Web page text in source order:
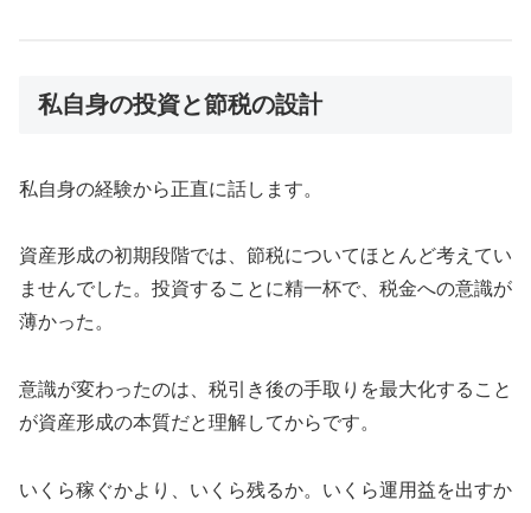
私自身の投資と節税の設計
私自身の経験から正直に話します。
資産形成の初期段階では、節税についてほとんど考えてい
ませんでした。投資することに精一杯で、税金への意識が
薄かった。
意識が変わったのは、税引き後の手取りを最大化すること
が資産形成の本質だと理解してからです。
いくら稼ぐかより、いくら残るか。いくら運用益を出すか